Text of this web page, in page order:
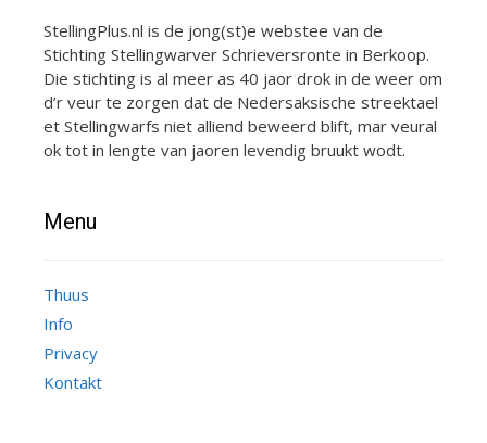
StellingPlus.nl is de jong(st)e webstee van de
Stichting Stellingwarver Schrieversronte in Berkoop.
Die stichting is al meer as 40 jaor drok in de weer om
d’r veur te zorgen dat de Nedersaksische streektael
et Stellingwarfs niet alliend beweerd blift, mar veural
ok tot in lengte van jaoren levendig bruukt wodt.
Menu
Thuus
Info
Privacy
Kontakt